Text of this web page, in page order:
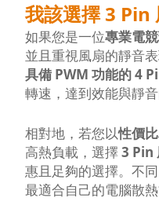
我該選擇 3 Pin
如果您是一位專業電
並且重視風扇的靜音
具備 PWM 功能的 4
轉速，達到效能與靜音
相對地，若您以性價
高熱負載，選擇3 Pin
惠且足夠的選擇。不
最適合自己的電腦散熱